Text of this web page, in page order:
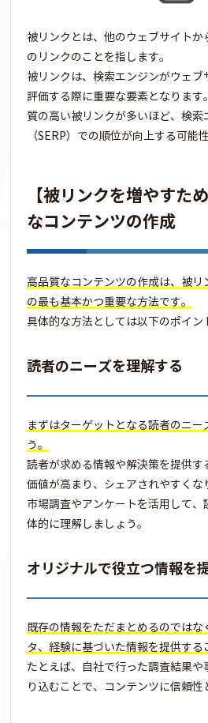
被リンクとは、他のウェブサイト
のリンクのことを指します。
被リンクは、検索エンジンがウェ
評価する際に重要な要素となります。
質の高い被リンクが多いほど、検索
（SERP）での順位が向上する可能
【被リンクを増やすた
なコンテンツの作成
高品質なコンテンツの作成は、被リ
の最も基本かつ重要な方法です。
具体的な方法としては以下のポイン
読者のニーズを理解する
まずはターゲットとなる読者のニ
う。
読者が求める情報や解決策を提供す
価値が高まり、シェアされやすくな
市場調査やアンケートを活用して
体的に理解しましょう。
オリジナルで役立つ情報を
既存の情報をただまとめるのではな
タ、経験に基づいた情報を提供する
たとえば、自社で行った調査結果
り込むことで、コンテンツに信頼性